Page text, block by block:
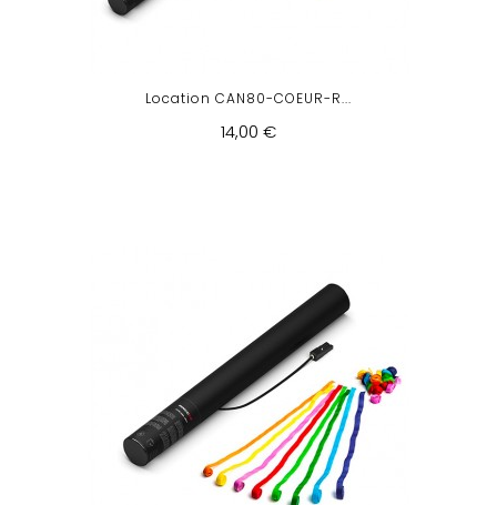
Location CAN80-COEUR-R...
14,00 €